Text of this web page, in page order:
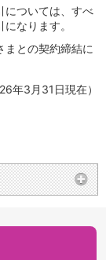
については、すべ
なります。
まとの契約締結に
年3月31日現在）